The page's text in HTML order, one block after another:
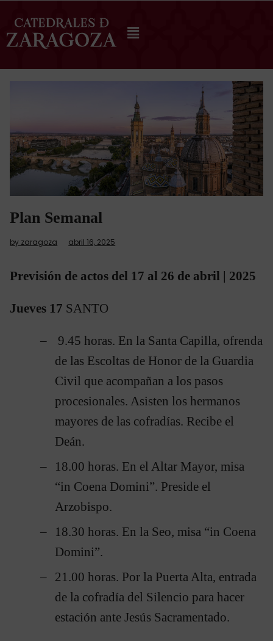
Plan Semanal
by zaragoza abril 16, 2025
Previsión de actos del 17 al 26 de abril | 2025
Jueves 17 SANTO
9.45 horas. En la Santa Capilla, ofrenda
de las Escoltas de Honor de la Guardia
Civil que acompañan a los pasos
procesionales. Asisten los hermanos
mayores de las cofradías. Recibe el
Deán.
18.00 horas. En el Altar Mayor, misa
“in Coena Domini”. Preside el
Arzobispo.
18.30 horas. En la Seo, misa “in Coena
Domini”.
21.00 horas. Por la Puerta Alta, entrada
de la cofradía del Silencio para hacer
estación ante Jesús Sacramentado.